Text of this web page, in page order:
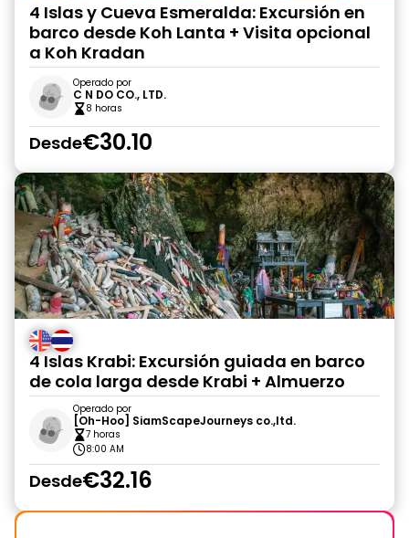
4 Islas y Cueva Esmeralda: Excursión en
barco desde Koh Lanta + Visita opcional
a Koh Kradan
Operado por
C N DO CO., LTD.
8 horas
Desde€30.10
4 Islas Krabi: Excursión guiada en barco
de cola larga desde Krabi + Almuerzo
Operado por
[Oh-Hoo] SiamScapeJourneys co.,ltd.
7 horas
8:00 AM
Desde€32.16